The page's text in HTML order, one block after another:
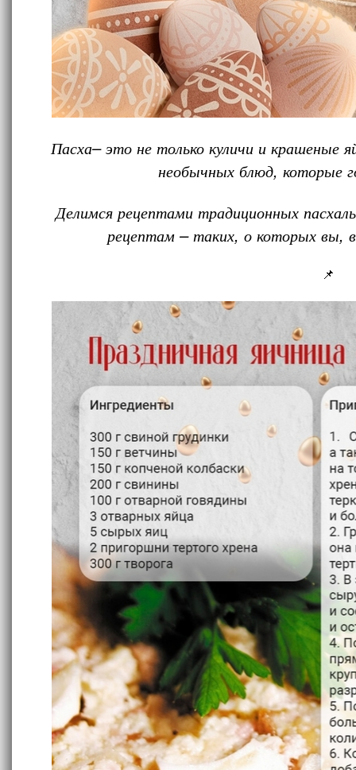
Пасха– это не только куличи и крашеные
необычных блюд, которые
Делимся рецептами традиционных
рецептам – таких, о которых
📌